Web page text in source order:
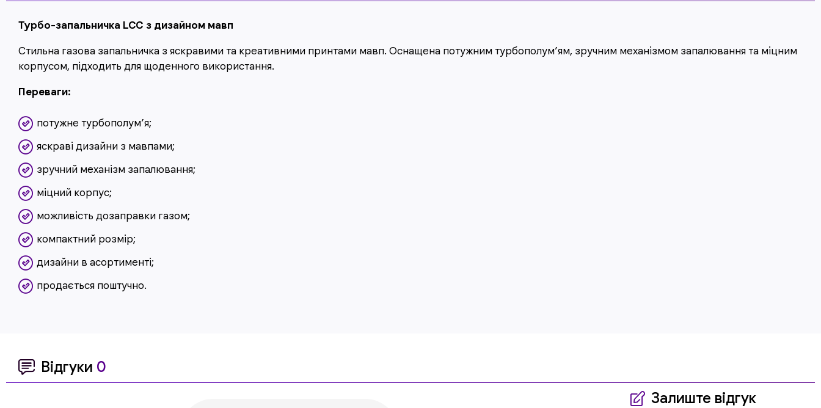
Турбо-запальничка LCC з дизайном мавп
Стильна газова запальничка з яскравими та креативними принтами мавп. Оснащена потужним турбополум’ям, зручним механізмом запалювання та міцним
корпусом, підходить для щоденного використання.
Переваги:
потужне турбополум’я;
яскраві дизайни з мавпами;
зручний механізм запалювання;
міцний корпус;
можливість дозаправки газом;
компактний розмір;
дизайни в асортименті;
продається поштучно.
Відгуки 0
Залиште відгук